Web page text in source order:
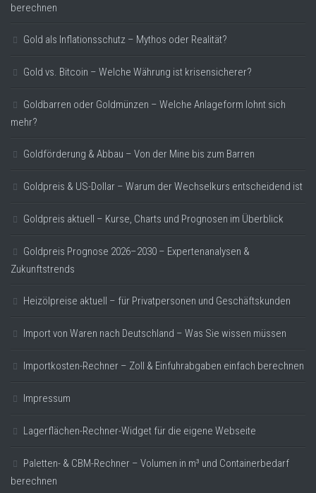
berechnen
Gold als Inflationsschutz – Mythos oder Realität?
Gold vs. Bitcoin – Welche Währung ist krisensicherer?
Goldbarren oder Goldmünzen – Welche Anlageform lohnt sich
mehr?
Goldförderung & Abbau – Von der Mine bis zum Barren
Goldpreis & US-Dollar – Warum der Wechselkurs entscheidend ist
Goldpreis aktuell – Kurse, Charts und Prognosen im Überblick
Goldpreis Prognose 2026–2030 – Expertenanalysen &
Zukunftstrends
Heizölpreise aktuell – für Privatpersonen und Geschäftskunden
Import von Waren nach Deutschland – Was Sie wissen müssen
Importkosten-Rechner – Zoll & Einfuhrabgaben einfach berechnen
Impressum
Lagerflächen-Rechner-Widget für die eigene Webseite
Paletten- & CBM-Rechner – Volumen in m³ und Containerbedarf
berechnen